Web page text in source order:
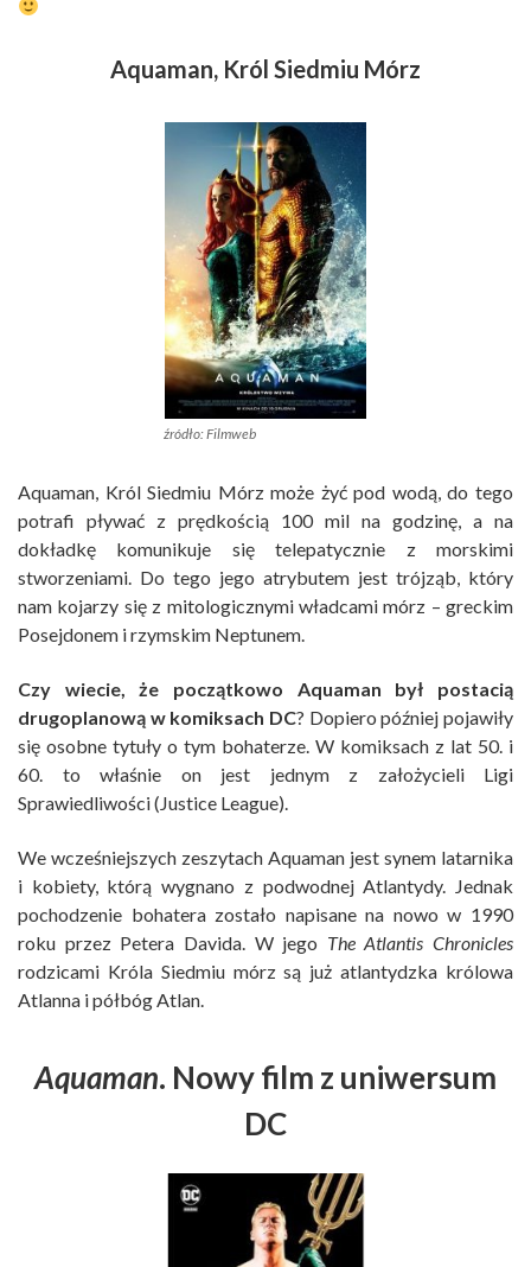
Aquaman, Król Siedmiu Mórz
źródło: Filmweb
Aquaman, Król Siedmiu Mórz może żyć pod wodą, do tego
potrafi pływać z prędkością 100 mil na godzinę, a na
dokładkę komunikuje się telepatycznie z morskimi
stworzeniami. Do tego jego atrybutem jest trójząb, który
nam kojarzy się z mitologicznymi władcami mórz – greckim
Posejdonem i rzymskim Neptunem.
Czy wiecie, że początkowo Aquaman był postacią
drugoplanową w komiksach DC? Dopiero później pojawiły
się osobne tytuły o tym bohaterze. W komiksach z lat 50. i
60. to właśnie on jest jednym z założycieli Ligi
Sprawiedliwości (Justice League).
We wcześniejszych zeszytach Aquaman jest synem latarnika
i kobiety, którą wygnano z podwodnej Atlantydy. Jednak
pochodzenie bohatera zostało napisane na nowo w 1990
roku przez Petera Davida. W jego The Atlantis Chronicles
rodzicami Króla Siedmiu mórz są już atlantydzka królowa
Atlanna i półbóg Atlan.
Aquaman. Nowy film z uniwersum
DC